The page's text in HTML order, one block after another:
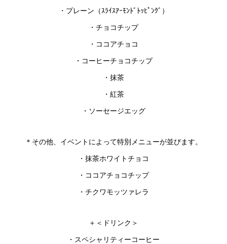
・プレーン（ｽﾗｲｽｱｰﾓﾝﾄﾞﾄｯﾋﾟﾝｸﾞ）
・チョコチップ
・ココアチョコ
・コーヒーチョコチップ
・抹茶
・紅茶
・ソーセージエッグ
＊その他、イベントによって特別メニューが並びます。
・抹茶ホワイトチョコ
・ココアチョコチップ
・チクワモッツァレラ
＋＜ドリンク＞
・スペシャリティーコーヒー